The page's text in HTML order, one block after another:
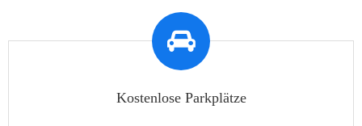
Kostenlose Parkplätze